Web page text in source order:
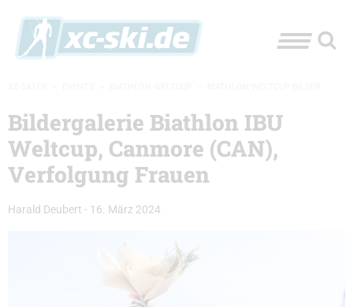
Bildergalerie Biathlon IBU
Weltcup, Canmore (CAN),
Verfolgung Frauen
Harald Deubert - 16. März 2024